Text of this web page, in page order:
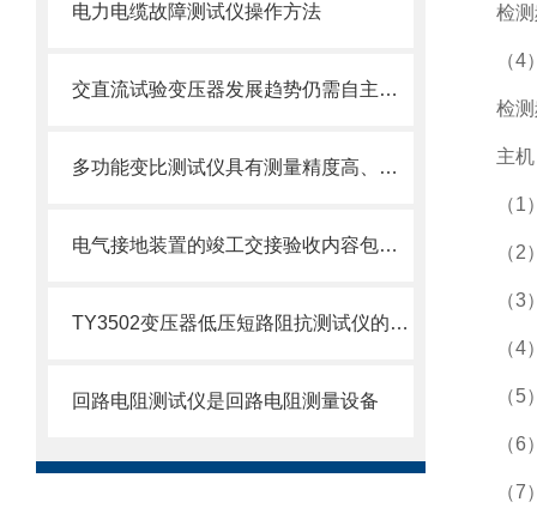
电力电缆故障测试仪操作方法
交直流试验变压器发展趋势仍需自主创新
多功能变比测试仪具有测量精度高、操作简便、数据直观明了等特点
电气接地装置的竣工交接验收内容包括哪些？
TY3502变压器低压短路阻抗测试仪的特点及技术参数
回路电阻测试仪是回路电阻测量设备
检
（4
检
主机
（1
（2
（3
（4
（5
（6
（7